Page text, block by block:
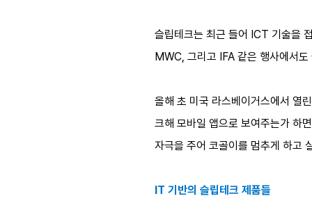
슬립테크는 최근 들어 ICT 기술을
MWC, 그리고 IFA 같은 행사에서
올해 초 미국 라스베이거스에서 열
크해 모바일 앱으로 보여주는가 하
자극을 주어 코골이를 멈추게 하고
IT 기반의 슬립테크 제품들